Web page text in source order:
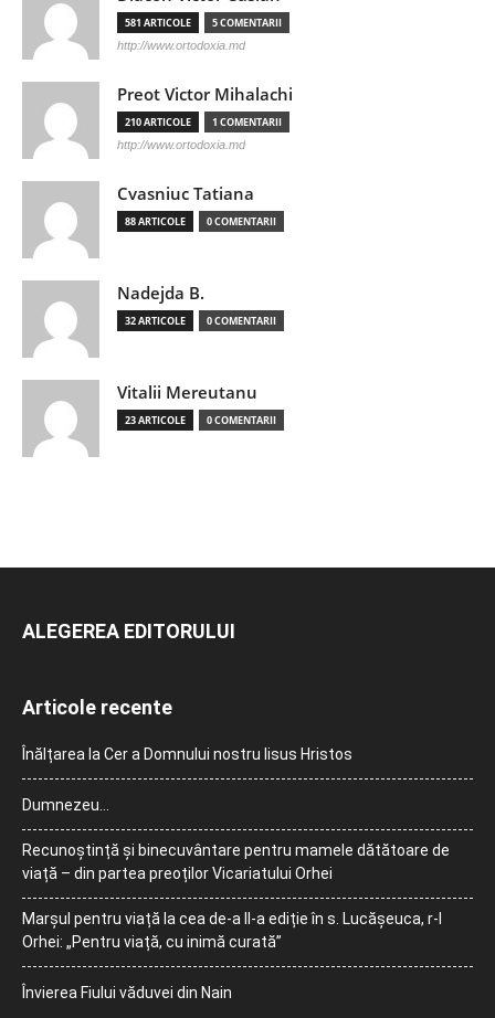
581 ARTICOLE 5 COMENTARII
http://www.ortodoxia.md
Preot Victor Mihalachi
210 ARTICOLE 1 COMENTARII
http://www.ortodoxia.md
Cvasniuc Tatiana
88 ARTICOLE 0 COMENTARII
Nadejda B.
32 ARTICOLE 0 COMENTARII
Vitalii Mereutanu
23 ARTICOLE 0 COMENTARII
ALEGEREA EDITORULUI
Articole recente
Înălțarea la Cer a Domnului nostru Iisus Hristos
Dumnezeu…
Recunoștință și binecuvântare pentru mamele dătătoare de
viață – din partea preoților Vicariatului Orhei
Marșul pentru viață la cea de-a II-a ediție în s. Lucășeuca, r-l
Orhei: „Pentru viață, cu inimă curată”
Învierea Fiului văduvei din Nain